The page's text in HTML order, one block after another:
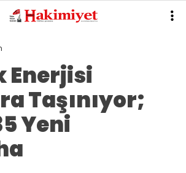
Enerjisi
Taşınıyor;
Yeni